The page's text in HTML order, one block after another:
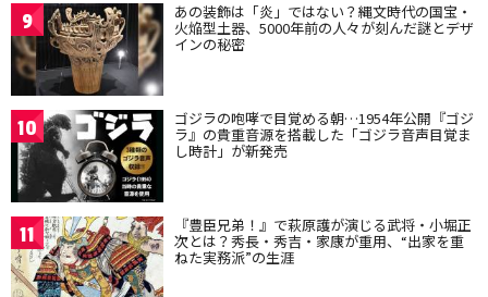
9 あの装飾は「炎」ではない？縄文時代の国宝・
火焔型土器、5000年前の人々が刻んだ謎とデザ
インの秘密
10 ゴジラの咆哮で目覚める朝…1954年公開『ゴジ
ラ』の貴重音源を搭載した「ゴジラ音声目覚ま
し時計」が新発売
11 『豊臣兄弟！』で萩原護が演じる武将・小堀正
次とは？秀長・秀吉・家康が重用、“出家を重
ねた実務派”の生涯